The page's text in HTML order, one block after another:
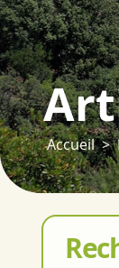
Accueil